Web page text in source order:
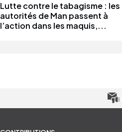
Lutte contre le tabagisme : les
autorités de Man passent à
l’action dans les maquis,...